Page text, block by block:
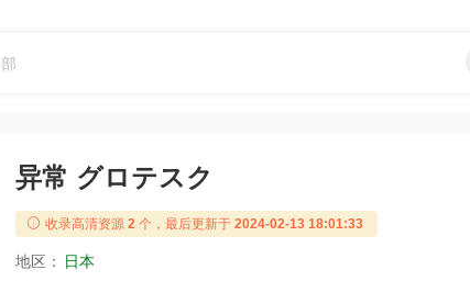
部
异常 グロテスク
收录高清资源 2 个，最后更新于 2024-02-13 18:01:33
地区：
日本